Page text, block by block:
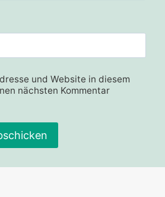
und Website in diesem
nächsten Kommentar